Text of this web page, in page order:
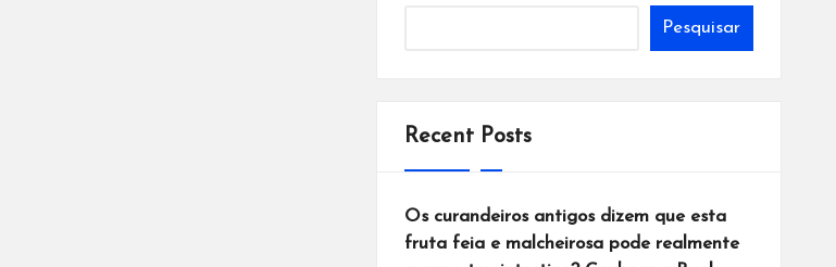
Pesquisar
Recent Posts
Os curandeiros antigos dizem que esta
fruta feia e malcheirosa pode realmente